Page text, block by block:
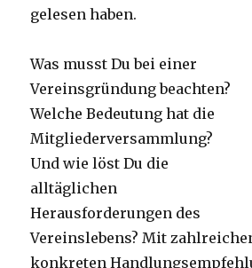
gelesen haben.
Was musst Du bei einer
Vereinsgründung beachten?
Welche Bedeutung hat die
Mitgliederversammlung?
Und wie löst Du die
alltäglichen
Herausforderungen des
Vereinslebens? Mit
konkreten